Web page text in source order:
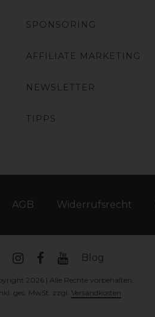
SPONSORING
AFFILIATE MARKETING
NEWSLETTER
TIPPS
AGB Widerrufs­recht
Blog
2026 | Alle Rechte vorbehalten.
ges. MwSt. zzgl. Versandkosten